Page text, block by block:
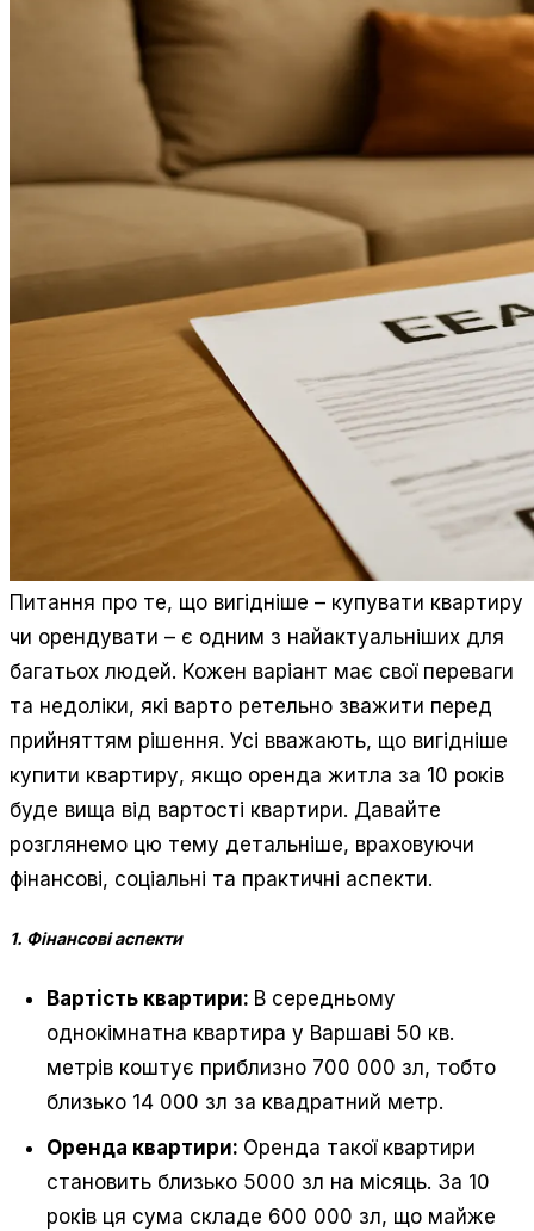
Питання про те, що вигідніше – купувати квартиру
чи орендувати – є одним з найактуальніших для
багатьох людей. Кожен варіант має свої переваги
та недоліки, які варто ретельно зважити перед
прийняттям рішення. Усі вважають, що вигідніше
купити квартиру, якщо оренда житла за 10 років
буде вища від вартості квартири. Давайте
розглянемо цю тему детальніше, враховуючи
фінансові, соціальні та практичні аспекти.
1. Фінансові аспекти
Вартість квартири: В середньому
однокімнатна квартира у Варшаві 50 кв.
метрів коштує приблизно 700 000 зл, тобто
близько 14 000 зл за квадратний метр.
Оренда квартири: Оренда такої квартири
становить близько 5000 зл на місяць. За 10
років ця сума складе 600 000 зл, що майже